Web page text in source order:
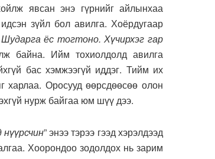
явсан энэ гүрнийг айлынхаа
зүйл бол авилга. Хоёрдугаар
ёс тогтоно. Хүчирхэг гар
байна. Ийм тохиолдолд авилга
бас хэмжээгүй иддэг. Тийм их
харлаа. Оросууд өөрсдөөсөө олон
нурж байгаа юм шүү дээ.
” энээ тэрээ гээд хэрэлдээд
Хоорондоо зодолдох нь зарим